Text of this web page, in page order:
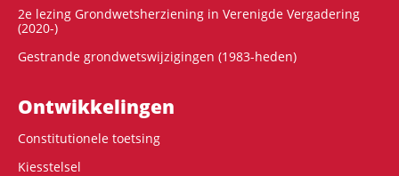
2e lezing Grondwetsherziening in Verenigde Vergadering
(2020-)
Gestrande grondwetswijzigingen (1983-heden)
Ontwikke­lingen
Constitutionele toetsing
Kiesstelsel